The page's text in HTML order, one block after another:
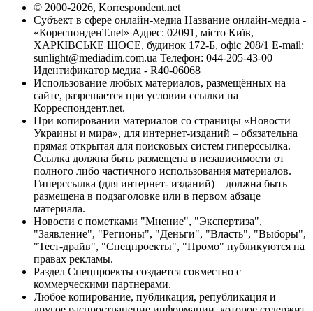
© 2000-2026, Korrespondent.net
Субъект в сфере онлайн-медиа Название онлайн-медиа -
«КореспонденТ.net» Адрес: 02091, місто Київ,
ХАРКІВСЬКЕ ШОСЕ, будинок 172-Б, офіс 208/1 E-mail:
sunlight@mediadim.com.ua Телефон: 044-205-43-00
Идентификатор медиа - R40-06068
Использование любых материалов, размещённых на
сайте, разрешается при условии ссылки на
Корреспондент.net.
При копировании материалов со страницы «Новости
Украины и мира», для интернет-изданий – обязательна
прямая открытая для поисковых систем гиперссылка.
Ссылка должна быть размещена в независимости от
полного либо частичного использования материалов.
Гиперссылка (для интернет- изданий) – должна быть
размещена в подзаголовке или в первом абзаце
материала.
Новости с пометками "Мнение", "Экспертиза",
"Заявление", "Регионы", "Деньги", "Власть", "Выборы",
"Тест-драйв", "Спецпроекты", "Промо" публикуются на
правах рекламы.
Раздел Спецпроекты создается совместно с
коммерческими партнерами.
Любое копирование, публикация, републикация и